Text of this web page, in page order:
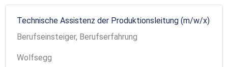
Technische Assistenz der Produktionsleitung (m/w/x)
Berufseinsteiger, Berufserfahrung
Wolfsegg